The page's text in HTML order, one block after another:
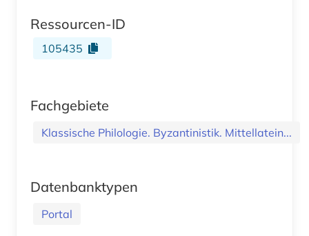
Ressourcen-ID
105435
Fachgebiete
Klassische Philologie. Byzantinistik. Mittellatein...
Datenbanktypen
Portal